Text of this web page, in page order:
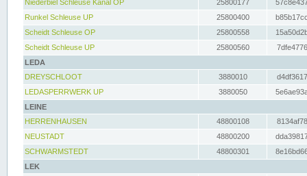
Niederbiel Schleuse Kanal OP
25800177
Runkel Schleuse UP
25800400
Scheidt Schleuse OP
25800558
Scheidt Schleuse UP
25800560
LEDA
DREYSCHLOOT
3880010
LEDASPERRWERK UP
3880050
LEINE
HERRENHAUSEN
48800108
NEUSTADT
48800200
SCHWARMSTEDT
48800301
LEK